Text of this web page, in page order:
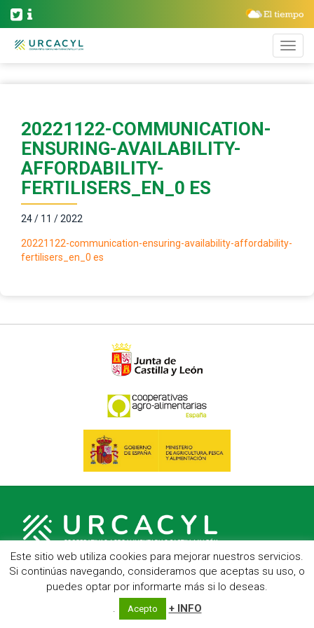
20221122-COMMUNICATION-
ENSURING-AVAILABILITY-
AFFORDABILITY-
FERTILISERS_EN_0 ES
24 / 11 / 2022
20221122-communication-ensuring-availability-affordability-
fertilisers_en_0 es
C/ Hípica, 1, entreplanta - 47007 Valladolid
Telf.: 983 23 95 15 - Fax: 983 22 23 56 -
Este sitio web utiliza cookies para mejorar nuestros servicios.
Si continúas navegando, consideramos que aceptas su uso, o
puedes optar por informarte más si lo deseas.
.
Acepto + INFO